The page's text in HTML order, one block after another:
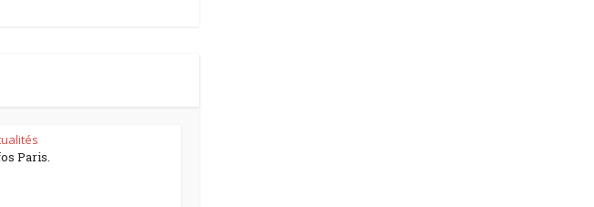
Paris.